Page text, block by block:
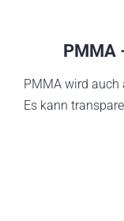
PMMA
PMMA wird auch
Es kann